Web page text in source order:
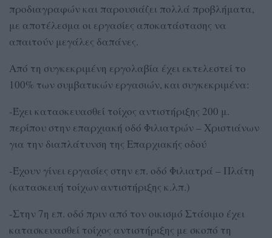
προδιαγραφών και παρουσιάζει πολλά προβλήματα,
με αποτέλεσμα οι εργασίες αποκατάστασης να
απαιτούν μεγάλες δαπάνες.
Από τη συγκεκριμένη εργολαβία έχει εκτελεστεί το
100% των συμβατικών εργασιών, και συγκεκριμένα:
-Έχει κατασκευασθεί τοίχος αντιστήριξης 200 μ.
περίπου στην επαρχιακή οδό Φιλιατρών – Χριστιάνων
για την διαπλάτυνση της Επαρχιακής οδού
-Έχουν γίνει εργασίες στην επ. οδό Φιλιατρά – Πλάτη
(κατασκευή τοίχων αντιστήριξης κ.λπ.)
-Στην 7η επ. οδό πριν από τον οικισμό Στάσιμο έχει
κατασκευασθεί τοίχος αντιστήριξης με σκοπό τη